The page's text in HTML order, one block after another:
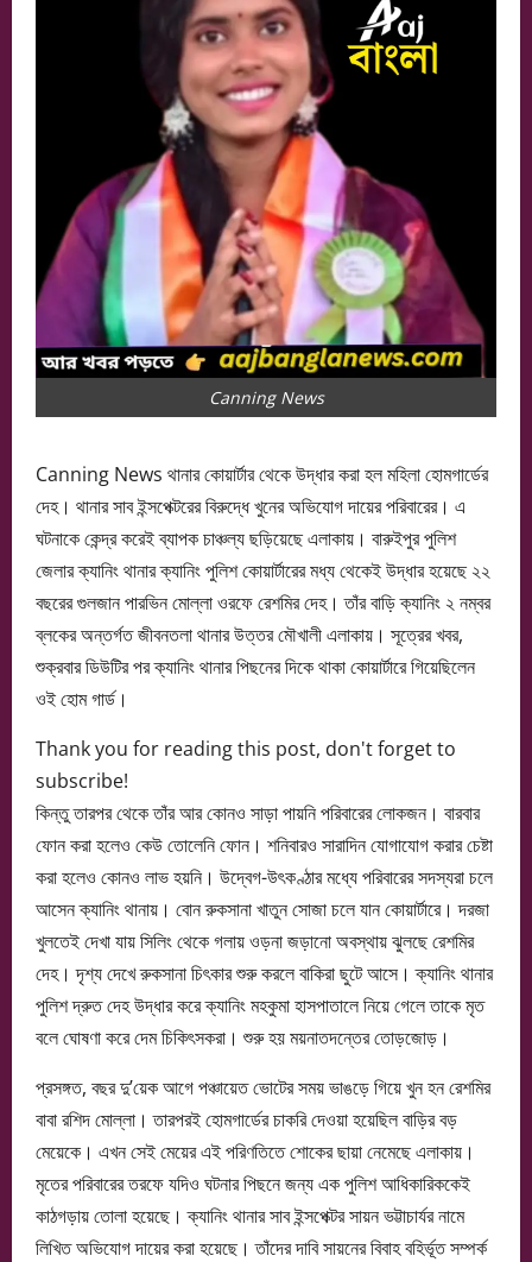
Canning News
Canning News থানার কোয়ার্টার থেকে উদ্ধার করা হল মহিলা হোমগার্ডের
দেহ। থানার সাব ইন্সপেক্টরের বিরুদ্ধে খুনের অভিযোগ দায়ের পরিবারের। এ
ঘটনাকে কেন্দ্র করেই ব্যাপক চাঞ্চল্য ছড়িয়েছে এলাকায়। বারুইপুর পুলিশ
জেলার ক্যানিং থানার ক্যানিং পুলিশ কোয়ার্টারের মধ্য থেকেই উদ্ধার হয়েছে ২২
বছরের গুলজান পারভিন মোল্লা ওরফে রেশমির দেহ। তাঁর বাড়ি ক্যানিং ২ নম্বর
ব্লকের অন্তর্গত জীবনতলা থানার উত্তর মৌখালী এলাকায়। সূত্রের খবর,
শুক্রবার ডিউটির পর ক্যানিং থানার পিছনের দিকে থাকা কোয়ার্টারে গিয়েছিলেন
ওই হোম গার্ড।
Thank you for reading this post, don't forget to
subscribe!
কিন্তু তারপর থেকে তাঁর আর কোনও সাড়া পায়নি পরিবারের লোকজন। বারবার
ফোন করা হলেও কেউ তোলেনি ফোন। শনিবারও সারাদিন যোগাযোগ করার চেষ্টা
করা হলেও কোনও লাভ হয়নি। উদ্বেগ-উৎকণ্ঠার মধ্যে পরিবারের সদস্যরা চলে
আসেন ক্যানিং থানায়। বোন রুকসানা খাতুন সোজা চলে যান কোয়ার্টারে। দরজা
খুলতেই দেখা যায় সিলিং থেকে গলায় ওড়না জড়ানো অবস্থায় ঝুলছে রেশমির
দেহ। দৃশ্য দেখে রুকসানা চিৎকার শুরু করলে বাকিরা ছুটে আসে। ক্যানিং থানার
পুলিশ দ্রুত দেহ উদ্ধার করে ক্যানিং মহকুমা হাসপাতালে নিয়ে গেলে তাকে মৃত
বলে ঘোষণা করে দেম চিকিৎসকরা। শুরু হয় ময়নাতদন্তের তোড়জোড়।
প্রসঙ্গত, বছর দু’য়েক আগে পঞ্চায়েত ভোটের সময় ভাঙড়ে গিয়ে খুন হন রেশমির
বাবা রশিদ মোল্লা। তারপরই হোমগার্ডের চাকরি দেওয়া হয়েছিল বাড়ির বড়
মেয়েকে। এখন সেই মেয়ের এই পরিণতিতে শোকের ছায়া নেমেছে এলাকায়।
মৃতের পরিবারের তরফে যদিও ঘটনার পিছনে জন্য এক পুলিশ আধিকারিককেই
কাঠগড়ায় তোলা হয়েছে। ক্যানিং থানার সাব ইন্সপেক্টর সায়ন ভট্টাচার্যর নামে
লিখিত অভিযোগ দায়ের করা হয়েছে। তাঁদের দাবি সায়নের বিবাহ বহির্ভূত সম্পর্ক